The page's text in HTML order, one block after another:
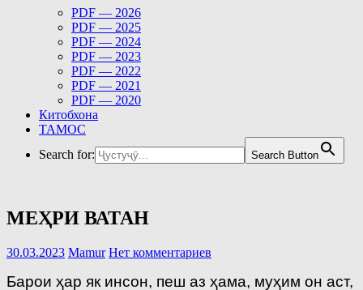
PDF — 2026
PDF — 2025
PDF — 2024
PDF — 2023
PDF — 2022
PDF — 2021
PDF — 2020
Китобхона
ТАМОС
Search for:
Search Button
МЕҲРИ ВАТАН
30.03.2023 Mamur Нет комментариев
Барои ҳар як инсон, пеш аз ҳама, муҳим он аст,